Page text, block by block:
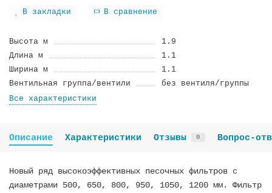
В закладки В сравнение
Высота м
1.9
Длина м
1.1
Ширина м
1.1
Вентильная группа/вентили
без вентиля/группы
Все характеристики
Описание Характеристики Отзывы 0 Вопрос-
Новый ряд высокоэффективных песочных фильтров с
диаметрами 500, 650, 800, 950, 1050, 1200 мм. Фильтр